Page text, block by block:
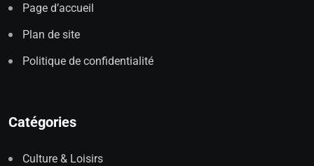
Page d’accueil
Plan de site
Politique de confidentialité
Catégories
Culture & Loisirs